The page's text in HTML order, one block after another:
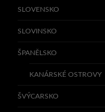
SLOVENSKO
SLOVINSKO
ŠPANĚLSKO
KANÁRSKÉ OSTROVY
ŠVÝCARSKO